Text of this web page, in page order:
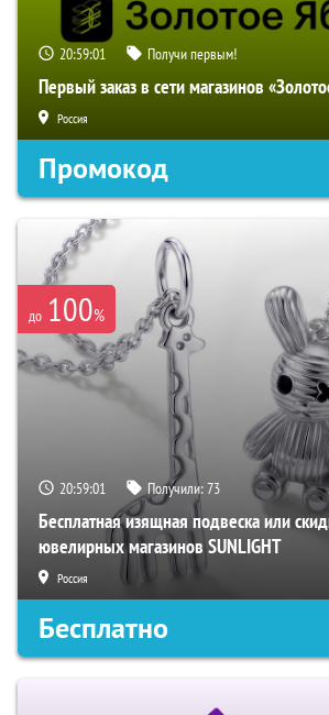
20:59:00 Получи первым!
Первый заказ в сети магазинов
Россия
Промокод
до 100%
20:59:00 Получили:73
Бесплатная изящная подвеска или
ювелирных магазинов SUNLIGHT
Россия
Бесплатно